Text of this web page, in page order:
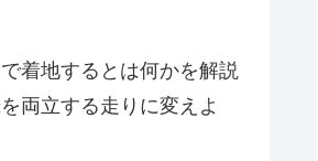
着地するとは何かを解説
両立する走りに変えよ